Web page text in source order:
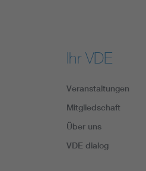
Ihr VDE
Veranstaltungen
Mitgliedschaft
Über uns
VDE dialog